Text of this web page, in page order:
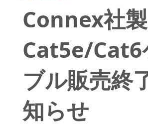
Connex社製
Cat5e/Cat6
ブル販売終
知らせ